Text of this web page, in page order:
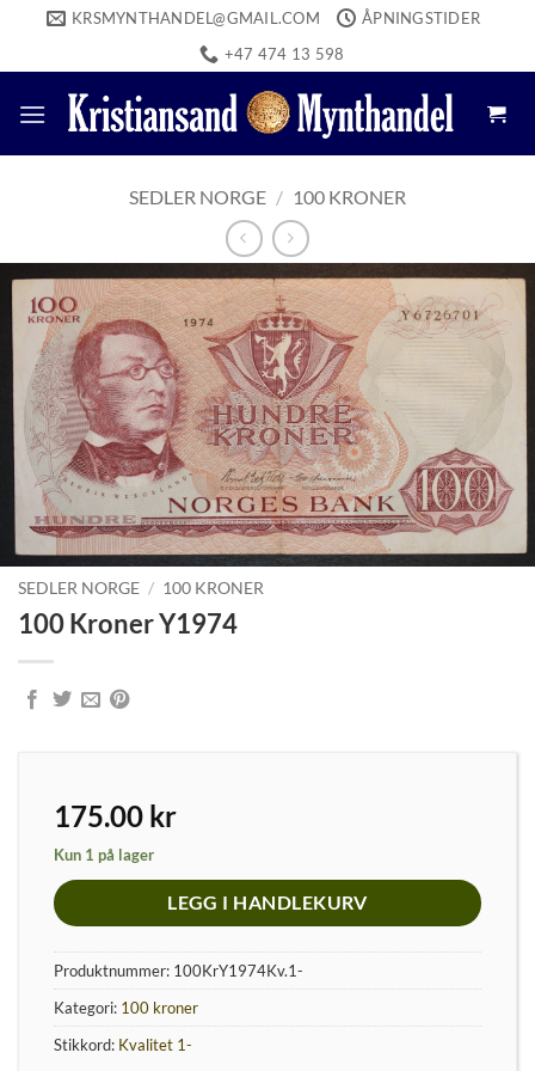
content
KRSMYNTHANDEL@GMAIL.COM
ÅPNINGSTIDER
+47 474 13 598
SEDLER NORGE / 100 KRONER
SEDLER NORGE / 100 KRONER
100 Kroner Y1974
175.00 kr
Kun 1 på lager
LEGG I HANDLEKURV
Produktnummer: 100KrY1974Kv.1-
Kategori: 100 kroner
Stikkord: Kvalitet 1-